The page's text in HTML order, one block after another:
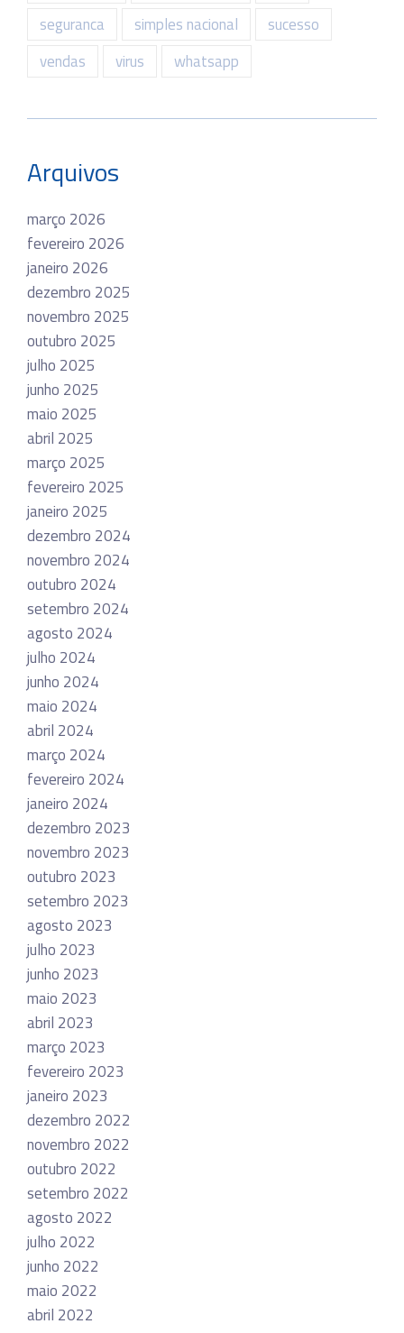
seguranca
simples nacional
sucesso
vendas
virus whatsapp
Arquivos
março 2026
fevereiro 2026
janeiro 2026
dezembro 2025
novembro 2025
outubro 2025
julho 2025
junho 2025
maio 2025
abril 2025
março 2025
fevereiro 2025
janeiro 2025
dezembro 2024
novembro 2024
outubro 2024
setembro 2024
agosto 2024
julho 2024
junho 2024
maio 2024
abril 2024
março 2024
fevereiro 2024
janeiro 2024
dezembro 2023
novembro 2023
outubro 2023
setembro 2023
agosto 2023
julho 2023
junho 2023
maio 2023
abril 2023
março 2023
fevereiro 2023
janeiro 2023
dezembro 2022
novembro 2022
outubro 2022
setembro 2022
agosto 2022
julho 2022
junho 2022
maio 2022
abril 2022